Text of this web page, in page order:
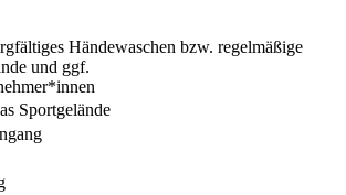
Händewaschen bzw. regelmäßige
und ggf.
Sportgelände